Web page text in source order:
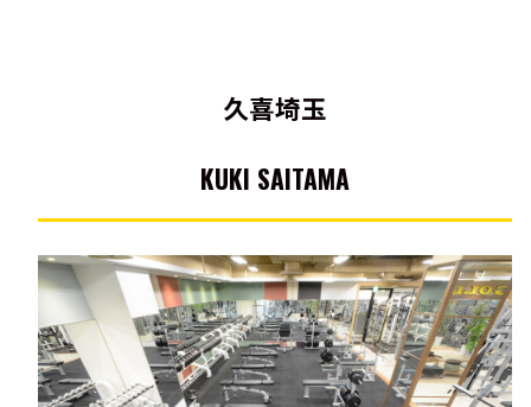
久喜埼玉
KUKI SAITAMA